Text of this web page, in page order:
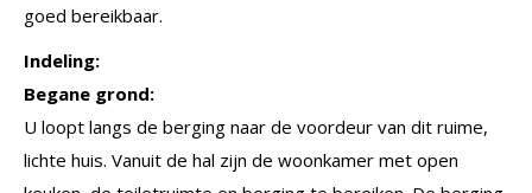
goed bereikbaar.
Indeling:
Begane grond:
U loopt langs de berging naar de voordeur van dit ruime,
lichte huis. Vanuit de hal zijn de woonkamer met open